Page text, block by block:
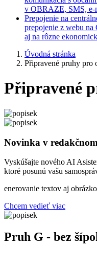
v OBRAZE, SMS, e-
Prepojenie na
prepojenie z webu
aj na rôzne
Úvodná stránka
Připravené pruhy pro
Připravené
Novinka v
Vyskúšajte nového AI
ktoré posunú vašu
enerovanie textov aj
Chcem vedieť viac
Pruh G - bez